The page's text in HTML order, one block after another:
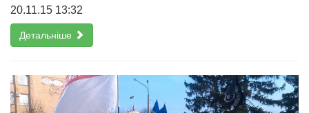
20.11.15 13:32
Детальніше